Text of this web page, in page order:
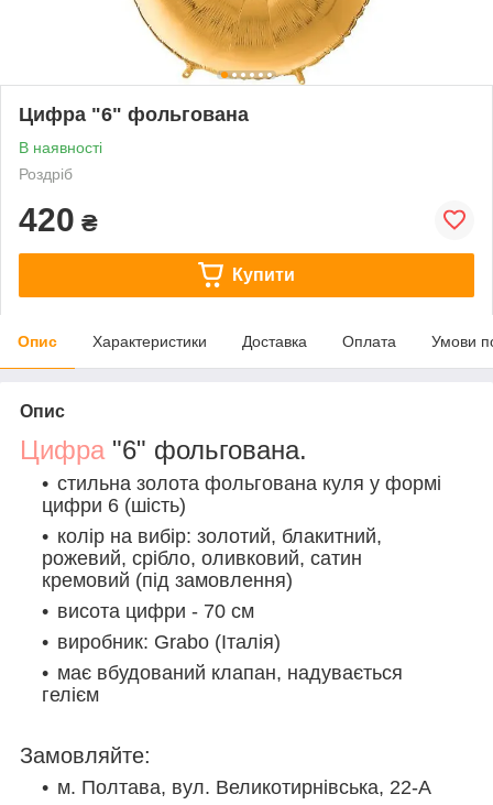
Цифра "6" фольгована
В наявності
Роздріб
420 ₴
Купити
Опис Характеристики Доставка Оплата Умови
Опис
Цифра "6" фольгована.
стильна золота фольгована куля у формі
цифри 6 (шість)
колір на вибір: золотий, блакитний,
рожевий, срібло, оливковий, сатин
кремовий (під замовлення)
висота цифри - 70 см
виробник: Grabo (Італія)
має вбудований клапан, надувається
гелієм
Замовляйте:
м. Полтава, вул. Великотирнівська, 22-А